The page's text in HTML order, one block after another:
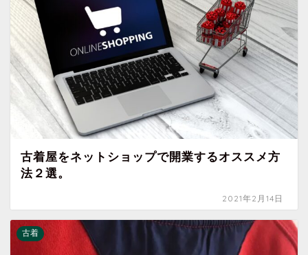
古着屋をネットショップで開業するオススメ方
法２選。
2021年2月14日
古着